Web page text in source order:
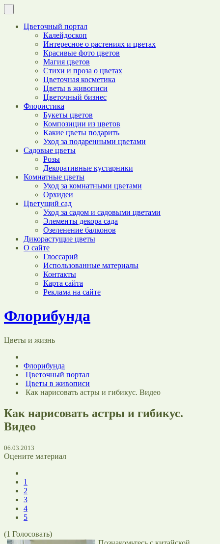
Цветочный портал
Калейдоскоп
Интересное о растениях и цветах
Красивые фото цветов
Магия цветов
Стихи и проза о цветах
Цветочная косметика
Цветы в живописи
Цветочный бизнес
Флористика
Букеты цветов
Композиции из цветов
Какие цветы подарить
Уход за подаренными цветами
Садовые цветы
Розы
Декоративные кустарники
Комнатные цветы
Уход за комнатными цветами
Орхидеи
Цветущий сад
Уход за садом и садовыми цветами
Элементы декора сада
Озеленение балконов
Дикорастущие цветы
О сайте
Глоссарий
Использованные материалы
Контакты
Карта сайта
Реклама на сайте
Флорибунда
Цветы и жизнь
Флорибунда
Цветочный портал
Цветы в живописи
Как нарисовать астры и гибикус. Видео
Как нарисовать астры и гибикус.
Видео
06.03.2013
Оцените материал
1
2
3
4
5
(1 Голосовать)